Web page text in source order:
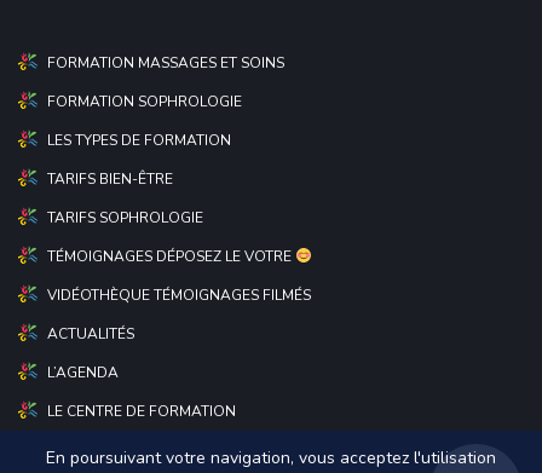
FORMATION MASSAGES ET SOINS
FORMATION SOPHROLOGIE
LES TYPES DE FORMATION
TARIFS BIEN-ÊTRE
TARIFS SOPHROLOGIE
TÉMOIGNAGES DÉPOSEZ LE VOTRE
VIDÉOTHÈQUE TÉMOIGNAGES FILMÉS
ACTUALITÉS
L’AGENDA
LE CENTRE DE FORMATION
En poursuivant votre navigation, vous acceptez l'utilisation